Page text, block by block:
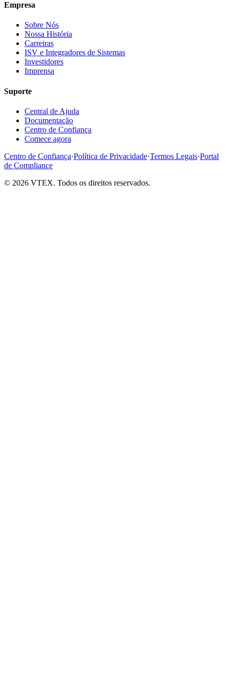
Empresa
Sobre Nós
Nossa História
Carreiras
ISV e Integradores de Sistemas
Investidores
Imprensa
Suporte
Central de Ajuda
Documentação
Centro de Confiança
Comece agora
Centro de Confiança·Política de Privacidade·Termos Legais·Portal
de Compliance
© 2026 VTEX. Todos os direitos reservados.